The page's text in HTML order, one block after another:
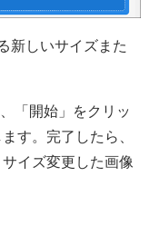
新しいサイズまた
「開始」をクリッ
す。完了したら、
イズ変更した画像